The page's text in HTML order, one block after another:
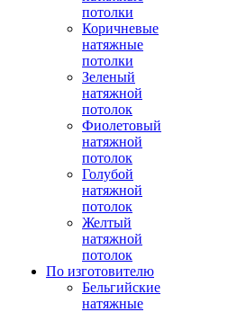
потолки
Коричневые
натяжные
потолки
Зеленый
натяжной
потолок
Фиолетовый
натяжной
потолок
Голубой
натяжной
потолок
Желтый
натяжной
потолок
По изготовителю
Бельгийские
натяжные